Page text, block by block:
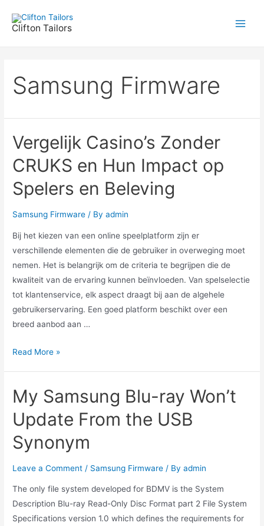
Clifton Tailors
Samsung Firmware
Vergelijk Casino’s Zonder
CRUKS en Hun Impact op
Spelers en Beleving
Samsung Firmware / Byadmin
Bij het kiezen van een online speelplatform zijn er
verschillende elementen die de gebruiker in overweging moet
nemen. Het is belangrijk om de criteria te begrijpen die de
kwaliteit van de ervaring kunnen beïnvloeden. Van spelselectie
tot klantenservice, elk aspect draagt bij aan de algehele
gebruikerservaring. Een goed platform beschikt over een
breed aanbod aan …
Vergelijk
CRUKS
Hun
Impact
Spelers
en
Beleving
Read More »
My Samsung Blu-ray Won’t
Update From the USB
Synonym
Leave a Comment / Samsung Firmware / Byadmin
The only file system developed for BDMV is the System
Description Blu-ray Read-Only Disc Format part 2 File System
Specifications version 1.0 which defines the requirements for